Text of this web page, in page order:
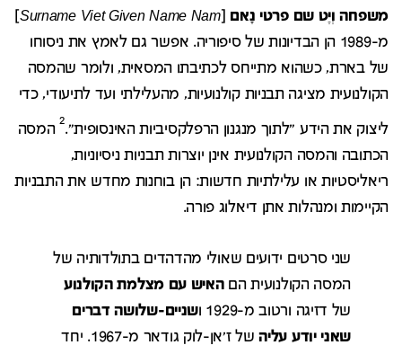
משפחה וְיֶט שם פרטי נָאם [
Surname Viet Given Name Nam
מ-1989 הן הבדיונות של סיפוריה. אפשר גם לאמץ את ניסוחו
של בארת, כשהוא מתייחס לכתיבתו המסאית, ולומר שהמסה
הקולנועית מציגה תבניות קולנועיות, מהעלילתי ועד לתיעודי, כדי
ליצוק את הידע "לתוך מנגנון הרפלקסיביות האינסופית".
2
המסה
הכתובה והמסה הקולנועית אינן יוצרות תבניות ניסיוניות,
ריאליסטיות או עלילתיות חדשות: הן בוחנות מחדש את התבניות
הקיימות ומנהלות אתן דיאלוג פורה.
שני סרטים ידועים שאולי מהדהדים בתולדותיה של
המסה הקולנועית הםהאיש עם מצלמת הקולנוע
של דזיגה ורטוב מ-1929 ו
שניים-שלושה דברים
שאני יודע עליה
של ז'אן-לוק גודאר מ-1967. יחד